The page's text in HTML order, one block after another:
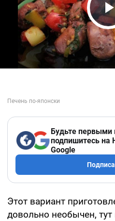
Будьте первыми
подпишитесь на
Google
Этот вариант
довольно необычен, тут